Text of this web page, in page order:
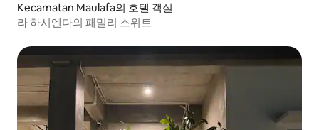
Kecamatan Maulafa의 호텔 객실
라 하시엔다의 패밀리 스위트